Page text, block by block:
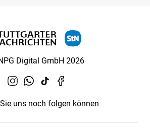
Digital GmbH 2026
uns noch folgen können